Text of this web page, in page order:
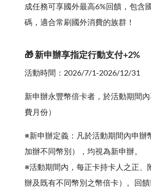
成任務可享國外最高6%回饋，包含
碼，適合常刷國外消費的族群！
🎁 新申辦享指定行動支付+2%
活動時間：2026/7/1-2026/12/31
新申辦永豐幣倍卡者，於活動期間
費月份）
※新申辦定義：凡於活動期間內申
加辦不同幣別），均視為新申辦。
※活動期間內，每正卡持卡人之正
辦及既有不同幣別之幣倍卡）。回